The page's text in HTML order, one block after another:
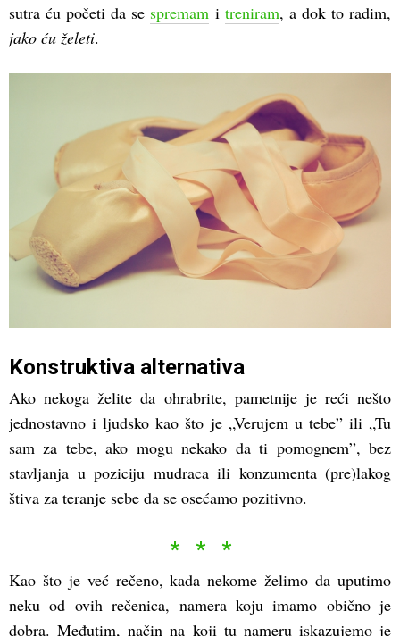
sutra ću početi da se spremam i treniram, a dok to radim,
jako ću želeti.
Konstruktiva alternativa
Ako nekoga želite da ohrabrite, pametnije je reći nešto
jednostavno i ljudsko kao što je „Verujem u tebe” ili „Tu
sam za tebe, ako mogu nekako da ti pomognem”, bez
stavljanja u poziciju mudraca ili konzumenta (pre)lakog
štiva za teranje sebe da se osećamo pozitivno.
* * *
Kao što je već rečeno, kada nekome želimo da uputimo
neku od ovih rečenica, namera koju imamo obično je
dobra. Međutim, način na koji tu nameru iskazujemo je